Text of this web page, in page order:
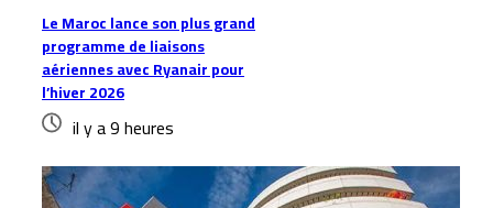
Le Maroc lance son plus grand
programme de liaisons
aériennes avec Ryanair pour
l’hiver 2026
il y a 9 heures